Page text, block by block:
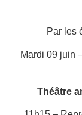
Par les
Mardi 09 juin
Théâtre